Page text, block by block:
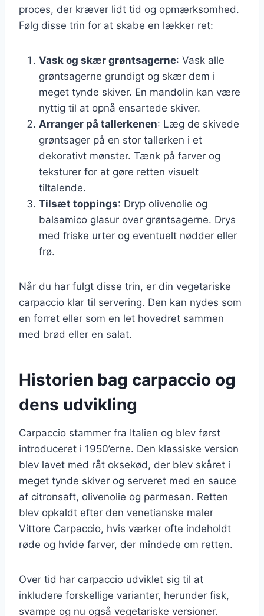
proces, der kræver lidt tid og opmærksomhed.
Følg disse trin for at skabe en lækker ret:
Vask og skær grøntsagerne: Vask alle
grøntsagerne grundigt og skær dem i
meget tynde skiver. En mandolin kan være
nyttig til at opnå ensartede skiver.
Arranger på tallerkenen: Læg de skivede
grøntsager på en stor tallerken i et
dekorativt mønster. Tænk på farver og
teksturer for at gøre retten visuelt
tiltalende.
Tilsæt toppings: Dryp olivenolie og
balsamico glasur over grøntsagerne. Drys
med friske urter og eventuelt nødder eller
frø.
Når du har fulgt disse trin, er din vegetariske
carpaccio klar til servering. Den kan nydes som
en forret eller som en let hovedret sammen
med brød eller en salat.
Historien bag carpaccio og
dens udvikling
Carpaccio stammer fra Italien og blev først
introduceret i 1950’erne. Den klassiske version
blev lavet med råt oksekød, der blev skåret i
meget tynde skiver og serveret med en sauce
af citronsaft, olivenolie og parmesan. Retten
blev opkaldt efter den venetianske maler
Vittore Carpaccio, hvis værker ofte indeholdt
røde og hvide farver, der mindede om retten.
Over tid har carpaccio udviklet sig til at
inkludere forskellige varianter, herunder fisk,
svampe og nu også vegetariske versioner.